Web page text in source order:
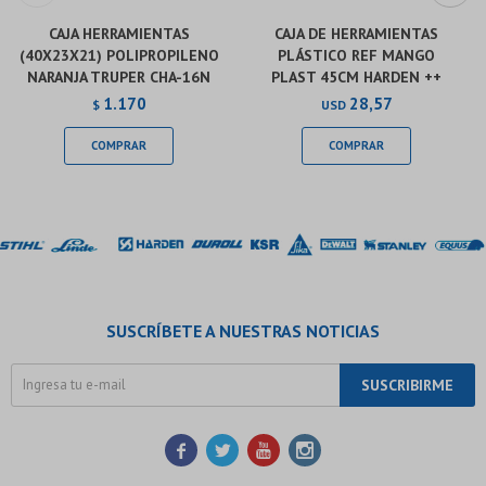
CAJA HERRAMIENTAS
(40X23X21) POLIPROPILENO
NARANJA TRUPER CHA-16N
$ 1.170
CAJA DE HERRAMIENTAS
PLÁSTICO REF MANGO
PLAST 45CM HARDEN ++
USD 28,57
SUSCRÍBETE A NUESTRAS NOTICIAS
SUSCRIBIRME
   